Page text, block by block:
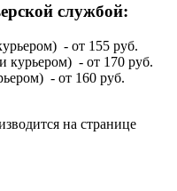
службой:
- от 155 руб.
курьером) - от 170 руб.
- от 160 руб.
на странице